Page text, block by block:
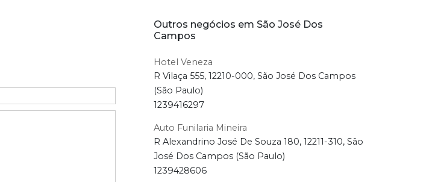
Outros negócios em São José Dos
Campos
Hotel Veneza
R Vilaça 555, 12210-000, São José Dos Campos
(São Paulo)
1239416297
Auto Funilaria Mineira
R Alexandrino José De Souza 180, 12211-310, São
José Dos Campos (São Paulo)
1239428606